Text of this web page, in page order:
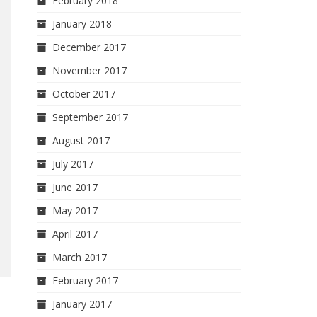
January 2018
December 2017
November 2017
October 2017
September 2017
August 2017
July 2017
June 2017
May 2017
April 2017
March 2017
February 2017
January 2017